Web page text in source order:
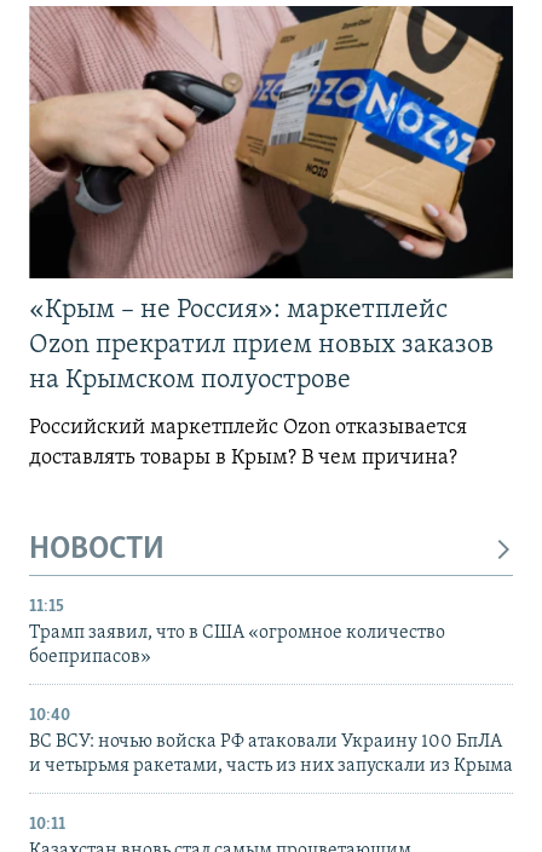
«Крым – не Россия»: маркетплейс
Ozon прекратил прием новых заказов
на Крымском полуострове
Российский маркетплейс Ozon отказывается
доставлять товары в Крым? В чем причина?
НОВОСТИ
11:15
Трамп заявил, что в США «огромное количество
боеприпасов»
10:40
ВС ВСУ: ночью войска РФ атаковали Украину 100 БпЛА
и четырьмя ракетами, часть из них запускали из Крыма
10:11